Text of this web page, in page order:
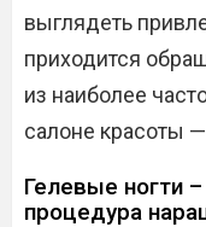
выглядеть
приходится
из наиболее
салоне красоты
Гелевые ногти
процедура